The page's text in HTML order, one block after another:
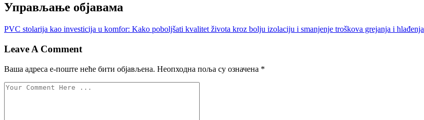
Управљање објавама
PVC stolarija kao investicija u komfor: Kako poboljšati kvalitet života kroz bolju izolaciju i smanjenje troškova grejanja i hlađenja
Leave A Comment
Ваша адреса е-поште неће бити објављена. Неопходна поља су означена *